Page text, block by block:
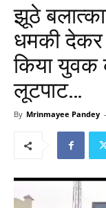
झूठे
धमकी
किया
लूटपाट…
By Mrinmayee Pandey -